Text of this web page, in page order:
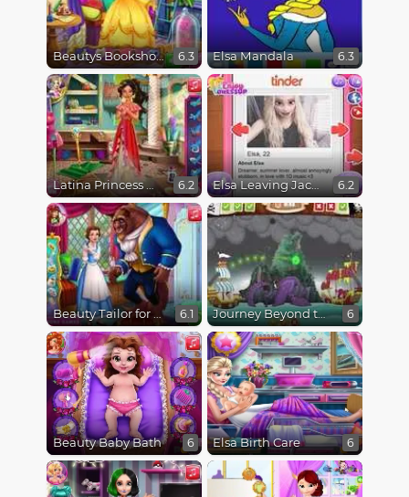
Beautys Bookshop 6.3 Elsa Mandala 6.3
Latina Princess Magical Tailor 6.2 Elsa Leaving Jack Frost 6.2
Beauty Tailor for Beast 6.1 Journey Beyond the Never Seas 6
Beauty Baby Bath 6 Elsa Birth Care 6